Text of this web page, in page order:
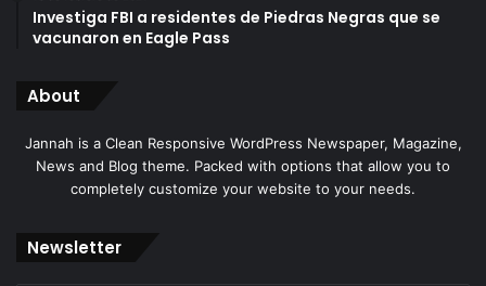
Investiga FBI a residentes de Piedras Negras que se
vacunaron en Eagle Pass
About
Jannah is a Clean Responsive WordPress Newspaper, Magazine,
News and Blog theme. Packed with options that allow you to
completely customize your website to your needs.
Newsletter